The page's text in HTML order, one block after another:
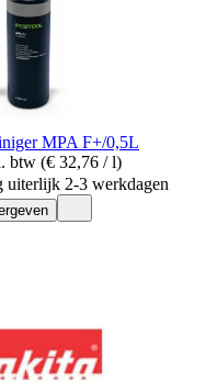
MPA F+/0,5L
btw (€ 32,76 / l)
uiterlijk 2-3 werkdagen